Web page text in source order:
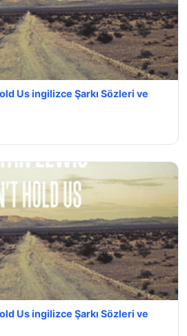
Us ingilizce Şarkı Sözleri ve
Us ingilizce Şarkı Sözleri ve